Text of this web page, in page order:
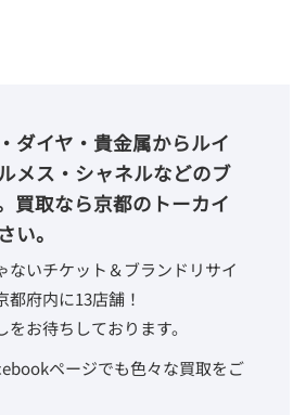
ダイヤ・貴金属からルイ
メス・シャネルなどのブ
買取なら京都のトーカイ
い。
ないチケット＆ブランドリサイ
都府内に13店舗！
お待ちしております。
ページでも色々な買取をご